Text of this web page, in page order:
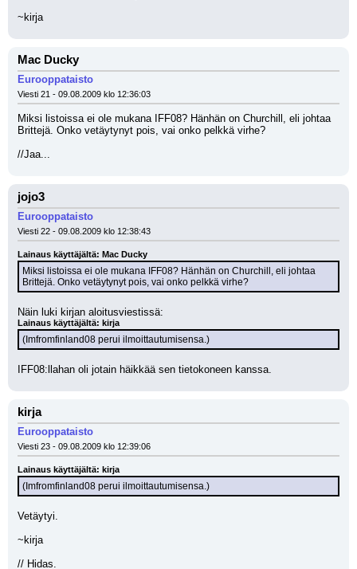
~kirja
Mac Ducky
Eurooppataisto
Viesti 21 - 09.08.2009 klo 12:36:03
Miksi listoissa ei ole mukana IFF08? Hänhän on Churchill, eli johtaa
Brittejä. Onko vetäytynyt pois, vai onko pelkkä virhe?
//Jaa...
jojo3
Eurooppataisto
Viesti 22 - 09.08.2009 klo 12:38:43
Lainaus käyttäjältä: Mac Ducky
Miksi listoissa ei ole mukana IFF08? Hänhän on Churchill, eli johtaa
Brittejä. Onko vetäytynyt pois, vai onko pelkkä virhe?
Näin luki kirjan aloitusviestissä:
Lainaus käyttäjältä: kirja
(Imfromfinland08 perui ilmoittautumisensa.)
IFF08:llahan oli jotain häikkää sen tietokoneen kanssa.
kirja
Eurooppataisto
Viesti 23 - 09.08.2009 klo 12:39:06
Lainaus käyttäjältä: kirja
(Imfromfinland08 perui ilmoittautumisensa.)
Vetäytyi.
~kirja
// Hidas.